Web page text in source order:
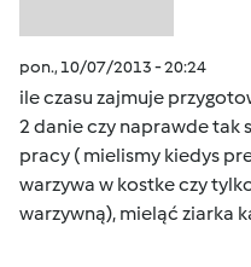
pon., 10/07/2013 - 20:24
ile czasu zajmuje
2 danie czy naprawde tak
pracy ( mielismy kiedys
warzywa w kostke czy
warzywną), mieląć ziarka